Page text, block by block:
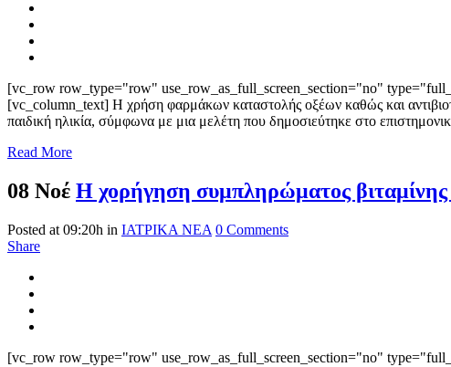
[vc_row row_type="row" use_row_as_full_screen_section="no"
[vc_column_text] Η χρήση φαρμάκων καταστολής οξέων καθώς και
παιδική ηλικία, σύμφωνα με μια μελέτη που δημοσιεύτηκε στο
Read More
08 Νοέ Η χορήγηση συμπληρώματος βιταμίνης
Posted at 09:20h in ΙΑΤΡΙΚΑ ΝΕΑ 0 Comments
Share
[vc_row row_type="row" use_row_as_full_screen_section="no"